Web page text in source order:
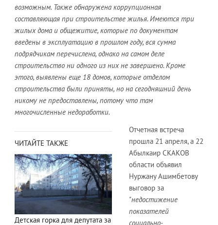
возможным. Также обнаружена коррупционная
составляющая при строительстве жилья. Имеются три
жилых дома и общежитие, которые по документам
введены в эксплуатацию в прошлом году, вся сумма
подрядчикам перечислена, однако на самом деле
строительство ни одного из них не завершено. Кроме
этого, выявлены еще 18 домов, которые отделом
строительства были приняты, но на сегодняшний день
никому не предоставлены, потому что там
многочисленные недоработки.
ЧИТАЙТЕ ТАКЖЕ
Детская горка для депутата за
Отчетная встреча
прошла 21 апреля, а 22
Абылкаир СКАКОВ
области объявил
Нуржану Ашимбетову
выговор за
"недостижение
показателей
социально-